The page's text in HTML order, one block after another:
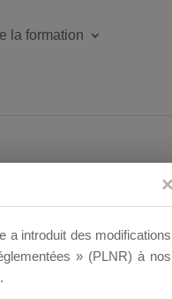
la formation
a introduit des modifications
» (PLNR) à nos